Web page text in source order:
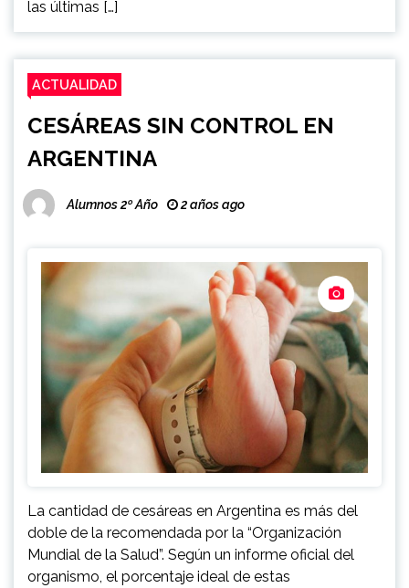
las últimas […]
ACTUALIDAD
CESÁREAS SIN CONTROL EN
ARGENTINA
Alumnos 2º Año 2 años ago
La cantidad de cesáreas en Argentina es más del
doble de la recomendada por la “Organización
Mundial de la Salud”. Según un informe oficial del
organismo, el porcentaje ideal de estas